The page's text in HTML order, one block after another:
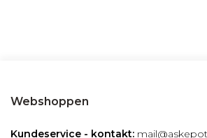
Webshoppen
Kundeservice - kontakt: